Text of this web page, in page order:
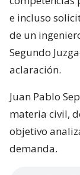
orden
San Sebastián.
El Ministerio
decisión del
e incluso
de un
Segundo
aclaración.